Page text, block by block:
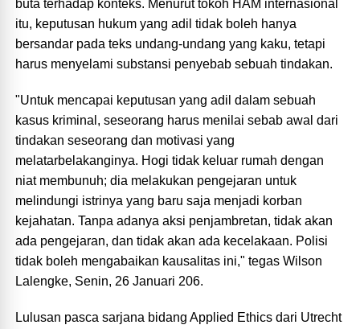
buta terhadap konteks. Menurut tokoh HAM internasional
itu, keputusan hukum yang adil tidak boleh hanya
bersandar pada teks undang-undang yang kaku, tetapi
harus menyelami substansi penyebab sebuah tindakan.
"Untuk mencapai keputusan yang adil dalam sebuah
kasus kriminal, seseorang harus menilai sebab awal dari
tindakan seseorang dan motivasi yang
melatarbelakanginya. Hogi tidak keluar rumah dengan
niat membunuh; dia melakukan pengejaran untuk
melindungi istrinya yang baru saja menjadi korban
kejahatan. Tanpa adanya aksi penjambretan, tidak akan
ada pengejaran, dan tidak akan ada kecelakaan. Polisi
tidak boleh mengabaikan kausalitas ini," tegas Wilson
Lalengke, Senin, 26 Januari 206.
Lulusan pasca sarjana bidang Applied Ethics dari Utrecht